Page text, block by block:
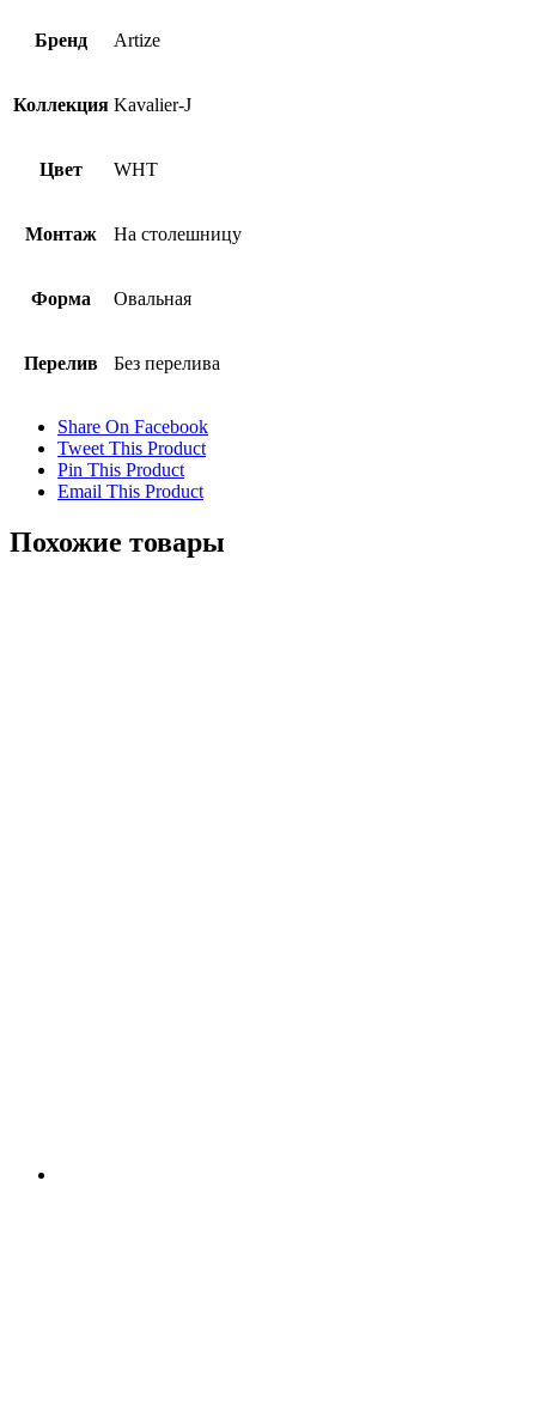
Бренд Artize
Коллекция Kavalier-J
Цвет WHT
Монтаж На столешницу
Форма Овальная
Перелив Без перелива
Share On Facebook
Tweet This Product
Pin This Product
Email This Product
Похожие товары